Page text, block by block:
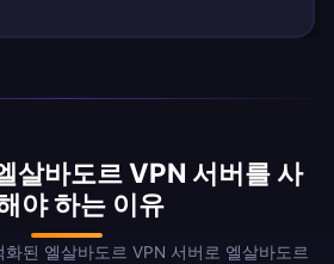
살바도르 VPN 서버를 사
야 하는 이유
된 엘살바도르 VPN 서버로 엘살바도르